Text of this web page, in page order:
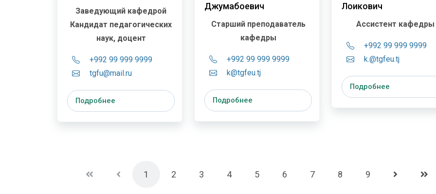
Заведующий кафедрой
Кандидат педагогических
наук, доцент
+992 99 999 9999
tgfu@mail.ru
Подробнее
Джумабоевич
Старший преподаватель
кафедры
+992 99 999 9999
k@tgfeu.tj
Подробнее
Лоикович
Ассистент кафедры
+992 99 999 9999
k.@tgfeu.tj
Подробнее
1 2 3 4 5 6 7 8 9